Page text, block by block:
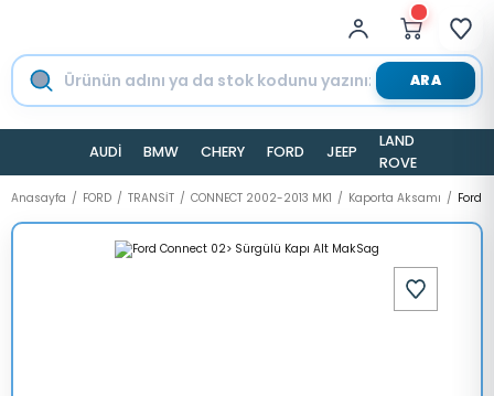
ARA
AUDİ BMW CHERY FORD JEEP
LAND
ROVER
Anasayfa FORD TRANSİT CONNECT 2002-2013 MK1 Kaporta Aksamı Ford